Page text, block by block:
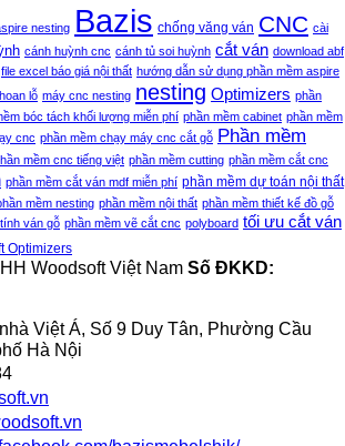
nesting Bazis chống văng ván CNC cài
cánh huỳnh cnc cánh tủ soi huỳnh cắt ván download abf
file excel báo giá nội thất hướng dẫn sử dụng phần mềm aspire
lỗ máy cnc nesting nesting Optimizers phần
bóc tách khối lượng miễn phí phần mềm cabinet phần mềm
cnc phần mềm chạy máy cnc cắt gỗ Phần mềm
mềm cnc tiếng việt phần mềm cutting phần mềm cắt cnc
phần mềm cắt ván mdf miễn phí phần mềm dự toán nội thất
mềm nesting phần mềm nội thất phần mềm thiết kế đồ gỗ
ván gỗ phần mềm vẽ cắt cnc polyboard tối ưu cắt ván
Optimizers
Woodsoft Việt Nam Số ĐKKD:
Việt Á, Số 9 Duy Tân, Phường Cầu
Hà Nội